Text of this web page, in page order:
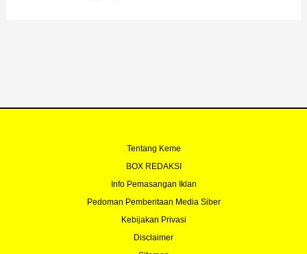
Tentang Keme
BOX REDAKSI
Info Pemasangan Iklan
Pedoman Pemberitaan Media Siber
Kebijakan Privasi
Disclaimer